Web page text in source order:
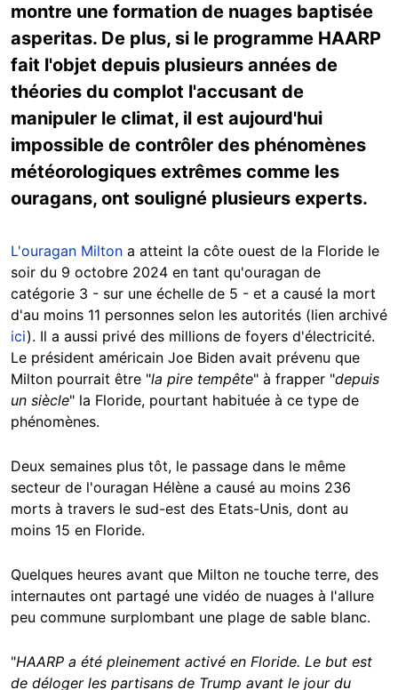
montre une formation de nuages baptisée
asperitas. De plus, si le programme HAARP
fait l'objet depuis plusieurs années de
théories du complot l'accusant de
manipuler le climat, il est aujourd'hui
impossible de contrôler des phénomènes
météorologiques extrêmes comme les
ouragans, ont souligné plusieurs experts.
L'ouragan Milton a atteint la côte ouest de la Floride le
soir du 9 octobre 2024 en tant qu'ouragan de
catégorie 3 - sur une échelle de 5 - et a causé la mort
d'au moins 11 personnes selon les autorités (lien archivé
ici). Il a aussi privé des millions de foyers d'électricité.
Le président américain Joe Biden avait prévenu que
Milton pourrait être "la pire tempête" à frapper "depuis
un siècle" la Floride, pourtant habituée à ce type de
phénomènes.
Deux semaines plus tôt, le passage dans le même
secteur de l'ouragan Hélène a causé au moins 236
morts à travers le sud-est des Etats-Unis, dont au
moins 15 en Floride.
Quelques heures avant que Milton ne touche terre, des
internautes ont partagé une vidéo de nuages à l'allure
peu commune surplombant une plage de sable blanc.
"HAARP a été pleinement activé en Floride. Le but est
de déloger les partisans de Trump avant le jour du